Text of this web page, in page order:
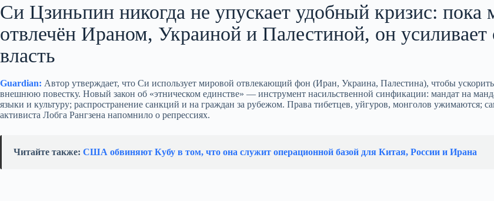
Си Цзиньпин никогда не упускает удобный кризис: пока
отвлечён Ираном, Украиной и Палестиной, он усиливает
власть
Guardian: Автор утверждает, что Си использует мировой отвлекающий фон (Иран, Украина, Палестина), чтобы
внешнюю повестку. Новый закон об «этническом единстве» — инструмент насильственной синфикации: мандат на
языки и культуру; распространение санкций и на граждан за рубежом. Права тибетцев, уйгуров, монголов ужимаются;
активиста Лобга Рангзена напомнило о репрессиях.
Читайте также: США обвиняют Кубу в том, что она служит операционной базой для Китая, России и Ирана